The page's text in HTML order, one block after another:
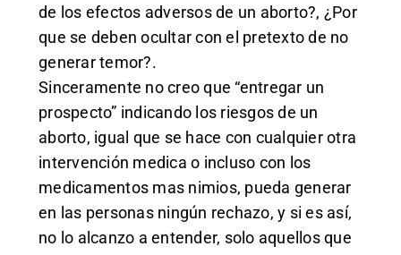
de los efectos adversos de un aborto?, ¿Por
que se deben ocultar con el pretexto de no
generar temor?.
Sinceramente no creo que “entregar un
prospecto” indicando los riesgos de un
aborto, igual que se hace con cualquier otra
intervención medica o incluso con los
medicamentos mas nimios, pueda generar
en las personas ningún rechazo, y si es así,
no lo alcanzo a entender, solo aquellos que